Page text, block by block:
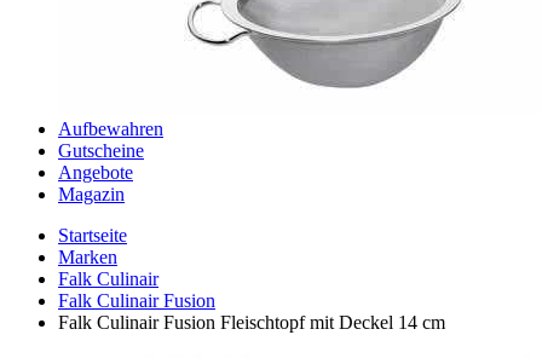
Aufbewahren
Gutscheine
Angebote
Magazin
Startseite
Marken
Falk Culinair
Falk Culinair Fusion
Falk Culinair Fusion Fleischtopf mit Deckel 14 cm